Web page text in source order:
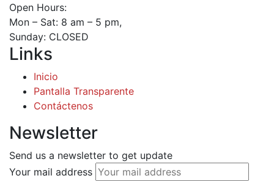
Open Hours:
Mon – Sat: 8 am – 5 pm,
Sunday: CLOSED
Links
Inicio
Pantalla Transparente
Contáctenos
Newsletter
Send us a newsletter to get update
Your mail address